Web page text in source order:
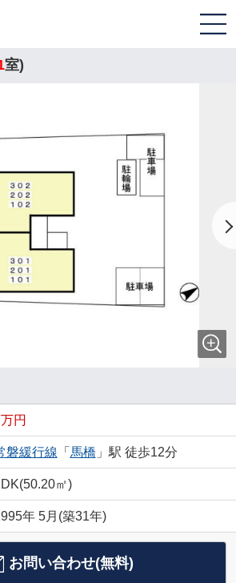
室)
円
磐緩行線 「 馬橋 」駅 徒歩12分
㎡)
年 5月(築31年)
お問い合わせ(無料)